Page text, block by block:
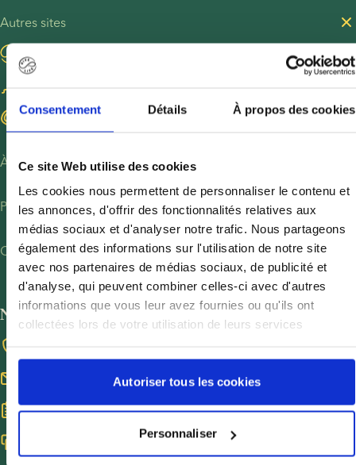
Consentement Détails À propos des cookies
Ce site Web utilise des cookies
Les cookies nous permettent de personnaliser le contenu et
les annonces, d'offrir des fonctionnalités relatives aux
médias sociaux et d'analyser notre trafic. Nous partageons
également des informations sur l'utilisation de notre site
avec nos partenaires de médias sociaux, de publicité et
d'analyse, qui peuvent combiner celles-ci avec d'autres
informations que vous leur avez fournies ou qu'ils ont
collectées lors de votre utilisation de leurs services
Autoriser tous les cookies
Personnaliser
N'hésitez pas à nous contacter
info@europeanspermbank.com
Réservez une consultation gratuite
Discutez avec nous ici
Autres sites
Consultez notre blog
Trouvez des donneuses d’ovocytes
À propos de nous
À propos de nous
Carrières chez European Sperm Bank
Contact presse
Pacte mondial des Nations unies
Politique de confidentialité
Politique de confidentialité - Clients
Politique de confidentialité - Recrutement
Cookies
Conditions et sécurité
Conditions générales
Précautions COVID-19